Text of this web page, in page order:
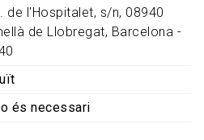
de l'Hospitalet, s/n, 08940
de Llobregat, Barcelona -
és necessari